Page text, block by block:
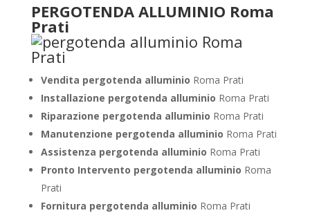
PERGOTENDA ALLUMINIO Roma
Prati
Vendita pergotenda alluminio Roma Prati
Installazione pergotenda alluminio Roma Prati
Riparazione pergotenda alluminio Roma Prati
Manutenzione pergotenda alluminio Roma Prati
Assistenza pergotenda alluminio Roma Prati
Pronto Intervento pergotenda alluminio Roma
Prati
Fornitura pergotenda alluminio Roma Prati